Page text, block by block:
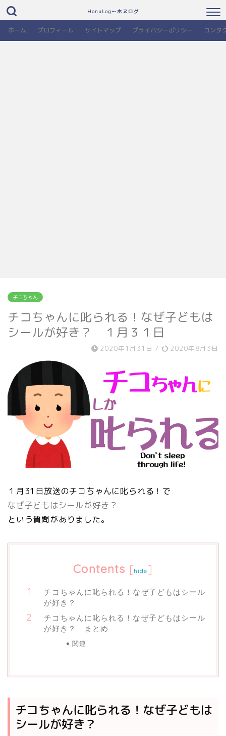
HonuLog～ホヌログ
ホーム プロフィール サイトマップ プライバシーポリシー コンタ
チコちゃん
チコちゃんに叱られる！なぜ子どもは
シールが好き？ １月３１日
2020年1月31日 / 2020年8月3日
１月31日放送のチコちゃんに叱られる！で
なぜ子どもはシールが好き？
という質問がありました。
Contents [hide ]
チコちゃんに叱られる！なぜ子どもはシール
が好き？
チコちゃんに叱られる！なぜ子どもはシール
が好き？ まとめ
関連
チコちゃんに叱られる！なぜ子どもは
シールが好き？